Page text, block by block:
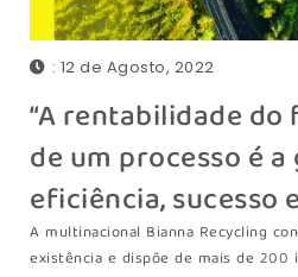
: 12 de Agosto, 2022
“A rentabilidade
de um processo é
eficiência, sucesso
A multinacional Bianna Recycling
existência e dispõe de mais de 200